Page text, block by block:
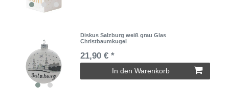
Diskus Salzburg weiß grau Glas
Christbaumkugel
21,90 € *
In den Warenkorb